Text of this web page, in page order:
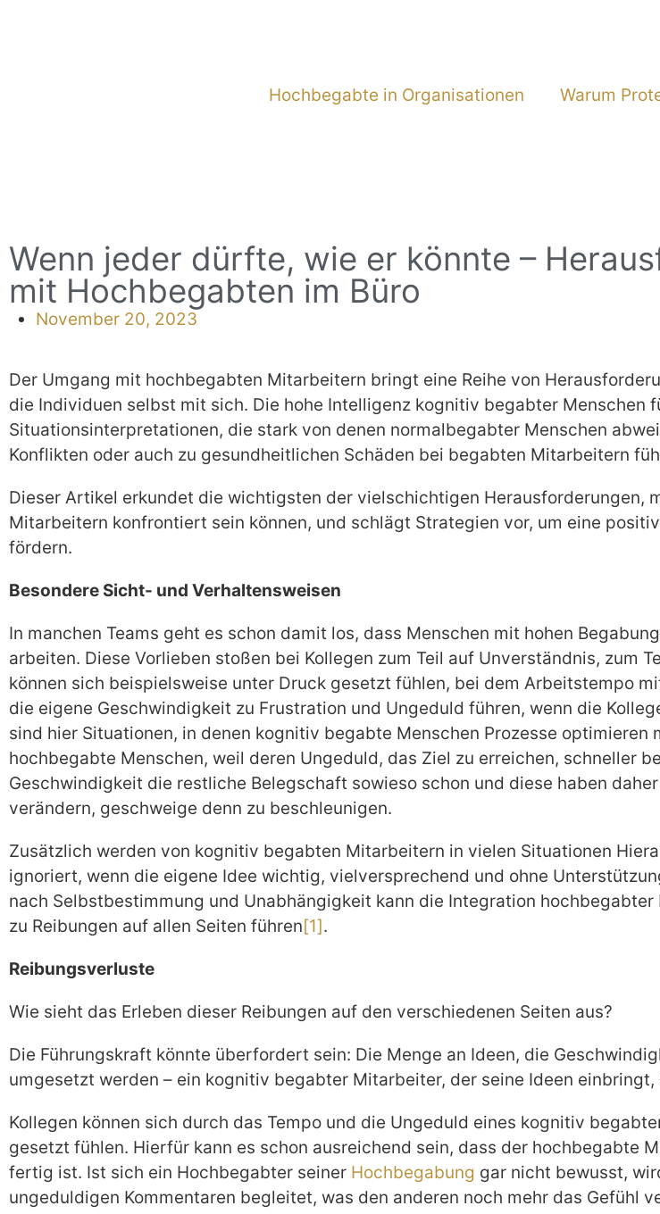
Hochbegabte in Organisationen Warum
Wenn jeder dürfte, wie er könnte –
mit Hochbegabten im Büro
November 20, 2023
Der Umgang mit hochbegabten Mitarbeitern bringt eine Reihe von
die Individuen selbst mit sich. Die hohe Intelligenz kognitiv begabter Menschen
Situationsinterpretationen, die stark von denen normalbegabter Menschen
Konflikten oder auch zu gesundheitlichen Schäden bei begabten Mitarbeitern
Dieser Artikel erkundet die wichtigsten der vielschichtigen Herausforderungen,
Mitarbeitern konfrontiert sein können, und schlägt Strategien vor, um eine
fördern.
Besondere Sicht- und Verhaltensweisen
In manchen Teams geht es schon damit los, dass Menschen mit hohen
arbeiten. Diese Vorlieben stoßen bei Kollegen zum Teil auf Unverständnis, zum
können sich beispielsweise unter Druck gesetzt fühlen, bei dem Arbeitstempo
die eigene Geschwindigkeit zu Frustration und Ungeduld führen, wenn die
sind hier Situationen, in denen kognitiv begabte Menschen Prozesse optimieren
hochbegabte Menschen, weil deren Ungeduld, das Ziel zu erreichen, schneller
Geschwindigkeit die restliche Belegschaft sowieso schon und diese haben
verändern, geschweige denn zu beschleunigen.
Zusätzlich werden von kognitiv begabten Mitarbeitern in vielen Situationen
ignoriert, wenn die eigene Idee wichtig, vielversprechend und ohne
nach Selbstbestimmung und Unabhängigkeit kann die Integration
zu Reibungen auf allen Seiten führen[1].
Reibungsverluste
Wie sieht das Erleben dieser Reibungen auf den verschiedenen Seiten aus?
Die Führungskraft könnte überfordert sein: Die Menge an Ideen, die
umgesetzt werden – ein kognitiv begabter Mitarbeiter, der seine Ideen einbringt,
Kollegen können sich durch das Tempo und die Ungeduld eines kognitiv
gesetzt fühlen. Hierfür kann es schon ausreichend sein, dass der hochbegabte
fertig ist. Ist sich ein Hochbegabter seiner Hochbegabung gar nicht bewusst,
ungeduldigen Kommentaren begleitet, was den anderen noch mehr das Gefühl